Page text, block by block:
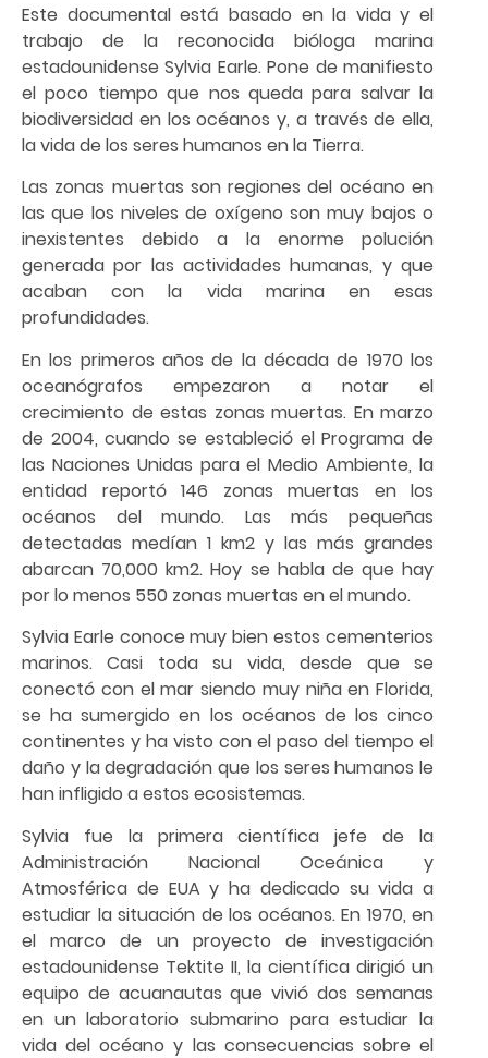
Este documental está basado en la vida y el
trabajo de la reconocida bióloga marina
estadounidense Sylvia Earle. Pone de manifiesto
el poco tiempo que nos queda para salvar la
biodiversidad en los océanos y, a través de ella,
la vida de los seres humanos en la Tierra.
Las zonas muertas son regiones del océano en
las que los niveles de oxígeno son muy bajos o
inexistentes debido a la enorme polución
generada por las actividades humanas, y que
acaban con la vida marina en esas
profundidades.
En los primeros años de la década de 1970 los
oceanógrafos empezaron a notar el
crecimiento de estas zonas muertas. En marzo
de 2004, cuando se estableció el Programa de
las Naciones Unidas para el Medio Ambiente, la
entidad reportó 146 zonas muertas en los
océanos del mundo. Las más pequeñas
detectadas medían 1 km2 y las más grandes
abarcan 70,000 km2. Hoy se habla de que hay
por lo menos 550 zonas muertas en el mundo.
Sylvia Earle conoce muy bien estos cementerios
marinos. Casi toda su vida, desde que se
conectó con el mar siendo muy niña en Florida,
se ha sumergido en los océanos de los cinco
continentes y ha visto con el paso del tiempo el
daño y la degradación que los seres humanos le
han infligido a estos ecosistemas.
Sylvia fue la primera científica jefe de la
Administración Nacional Oceánica y
Atmosférica de EUA y ha dedicado su vida a
estudiar la situación de los océanos. En 1970, en
el marco de un proyecto de investigación
estadounidense Tektite II, la científica dirigió un
equipo de acuanautas que vivió dos semanas
en un laboratorio submarino para estudiar la
vida del océano y las consecuencias sobre el